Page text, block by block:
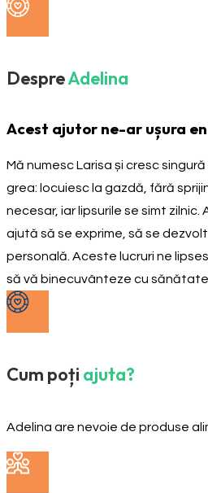
DespreAdelina
Acest ajutor ne-ar ușura
Mă numesc Larisa și cresc
grea: locuiesc la gazdă, fără
necesar, iar lipsurile se simt
ajută să se exprime, să se
personală. Aceste lucruri ne
să vă binecuvânteze cu
Cum poți ajuta?
Adelina are nevoie de produse